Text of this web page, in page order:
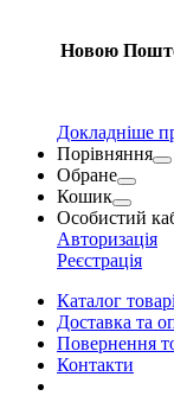
Новою
Докладніше
Порівняння
Обране
Кошик
Особистий
Авторизація
Реєстрація
Каталог
Доставка та
Повернення
Контакти